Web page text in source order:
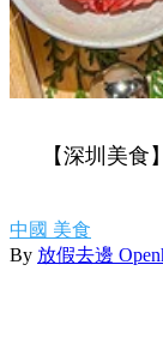
【深圳美
中國 美食
By 放假去邊